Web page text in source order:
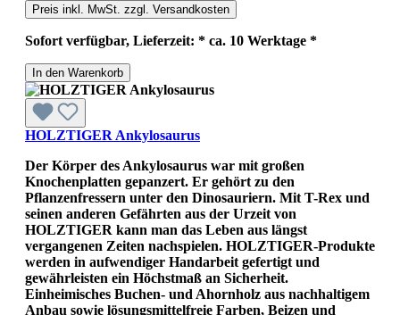
Preis inkl. MwSt. zzgl. Versandkosten
Sofort verfügbar, Lieferzeit: * ca. 10 Werktage *
In den Warenkorb
HOLZTIGER Ankylosaurus
Der Körper des Ankylosaurus war mit großen
Knochenplatten gepanzert. Er gehört zu den
Pflanzenfressern unter den Dinosauriern. Mit T-Rex und
seinen anderen Gefährten aus der Urzeit von
HOLZTIGER kann man das Leben aus längst
vergangenen Zeiten nachspielen. HOLZTIGER-Produkte
werden in aufwendiger Handarbeit gefertigt und
gewährleisten ein Höchstmaß an Sicherheit.
Einheimisches Buchen- und Ahornholz aus nachhaltigem
Anbau sowie lösungsmittelfreie Farben, Beizen und